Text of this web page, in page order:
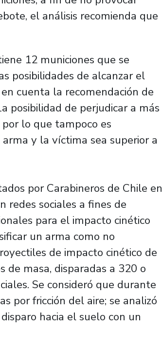
el análisis recomienda que
12 municiones que se
posibilidades de alcanzar el
cuenta la recomendación de
posibilidad de perjudicar a más
lo que tampoco es
y la víctima sea superior a
por Carabineros de Chile en
redes sociales a fines de
para el impacto cinético
un arma como no
de impacto cinético de
masa, disparadas a 320 o
Se consideró que durante
por fricción del aire; se analizó
hacia el suelo con un